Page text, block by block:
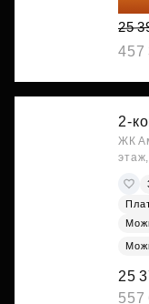
25
457
2-
ЖК
25
557